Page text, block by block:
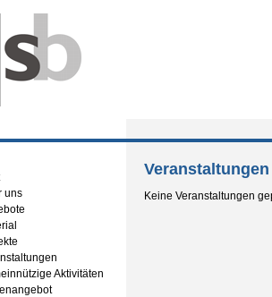
uns
Aktivitäten
Veranstaltungen
Keine Veranstaltungen